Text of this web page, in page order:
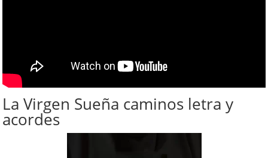
La Virgen Sueña caminos letra y
acordes